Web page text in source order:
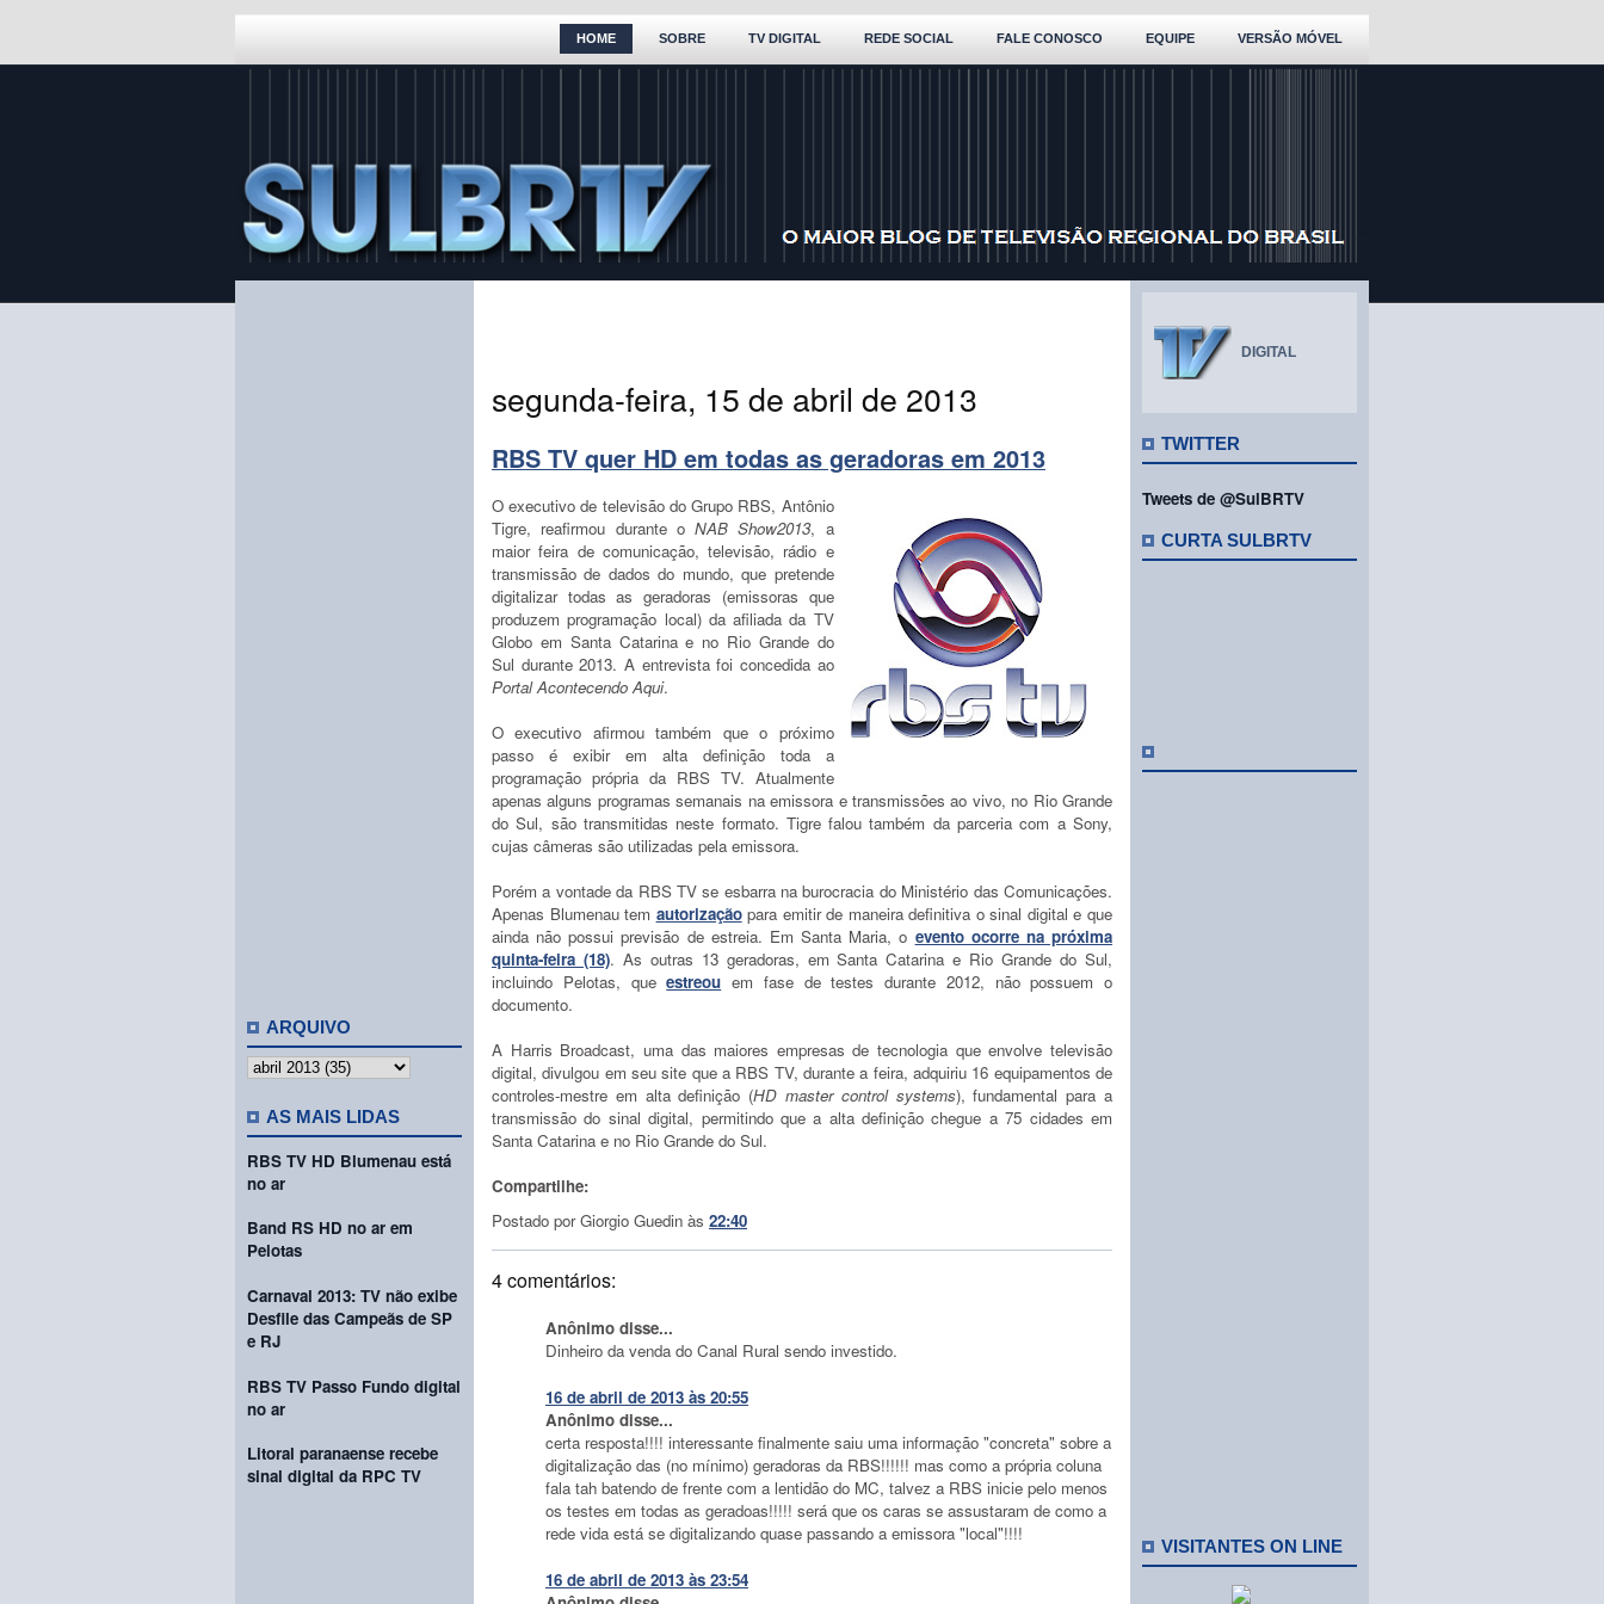
HOME SOBRE TV DIGITAL REDE SOCIAL FALE CONOSCO EQUIPE VERSÃO MÓVEL
ARQUIVO
AS MAIS LIDAS
RBS TV HD Blumenau está
no ar
Band RS HD no ar em
Pelotas
Carnaval 2013: TV não exibe
Desfile das Campeãs de SP
e RJ
RBS TV Passo Fundo digital
no ar
Litoral paranaense recebe
sinal digital da RPC TV
segunda-feira, 15 de abril de 2013
RBS TV quer HD em todas as geradoras em 2013
O executivo de televisão do Grupo RBS, Antônio
Tigre, reafirmou durante oNAB Show2013, a
maior feira de comunicação, televisão, rádio e
transmissão de dados do mundo, que pretende
digitalizar todas as geradoras (emissoras que
produzem programação local) da afiliada da TV
Globo em Santa Catarina e no Rio Grande do
Sul durante 2013. A entrevista foi concedida ao
Portal Acontecendo Aqui.
O executivo afirmou também que o próximo
passo é exibir em alta definição toda a
programação própria da RBS TV. Atualmente
apenas alguns programas semanais na emissora e transmissões ao vivo, no Rio Grande
do Sul, são transmitidas neste formato. Tigre falou também da parceria com a Sony,
cujas câmeras são utilizadas pela emissora.
Porém a vontade da RBS TV se esbarra na burocracia do Ministério das Comunicações.
Apenas Blumenau tem autorizaçãopara emitir de maneira definitiva o sinal digital e que
ainda não possui previsão de estreia. Em Santa Maria, o evento ocorre na próxima
quinta-feira (18). As outras 13 geradoras, em Santa Catarina e Rio Grande do Sul,
incluindo Pelotas, queestreou em fase de testes durante 2012, não possuem o
documento.
A Harris Broadcast, uma das maiores empresas de tecnologia que envolve televisão
digital, divulgou em seu site que a RBS TV, durante a feira, adquiriu 16 equipamentos de
controles-mestre em alta definição (HD master control systems), fundamental para a
transmissão do sinal digital, permitindo que a alta definição chegue a 75 cidades em
Santa Catarina e no Rio Grande do Sul.
Compartilhe:
Postado porGiorgio Guedin às 22:40
4 comentários:
Anônimo disse...
Dinheiro da venda do Canal Rural sendo investido.
16 de abril de 2013 às 20:55
Anônimo disse...
certa resposta!!!! interessante finalmente saiu uma informação "concreta" sobre a
digitalização das (no mínimo) geradoras da RBS!!!!!! mas como a própria coluna
fala tah batendo de frente com a lentidão do MC, talvez a RBS inicie pelo menos
os testes em todas as geradoas!!!!! será que os caras se assustaram de como a
rede vida está se digitalizando quase passando a emissora "local"!!!!
16 de abril de 2013 às 23:54
DIGITAL
TWITTER
Tweets de @SulBRTV
CURTA SULBRTV
VISITANTES ON LINE